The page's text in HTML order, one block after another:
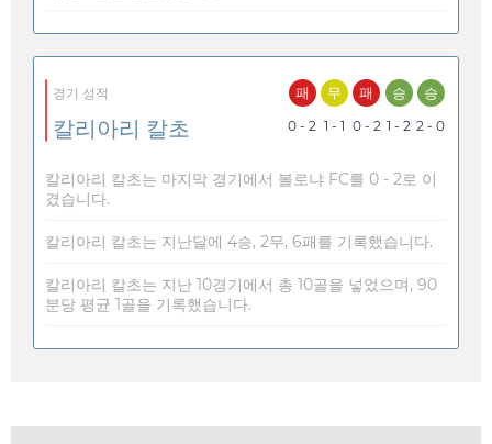
경기 성적
칼리아리 칼초
패
0 - 2
무
1 - 1
패
0 - 2
승
1 - 2
승
2 - 0
칼리아리 칼초는 마지막 경기에서 볼로냐 FC를 0 - 2로 이
겼습니다.
칼리아리 칼초는 지난달에 4승, 2무, 6패를 기록했습니다.
칼리아리 칼초는 지난 10경기에서 총 10골을 넣었으며, 90
분당 평균 1골을 기록했습니다.